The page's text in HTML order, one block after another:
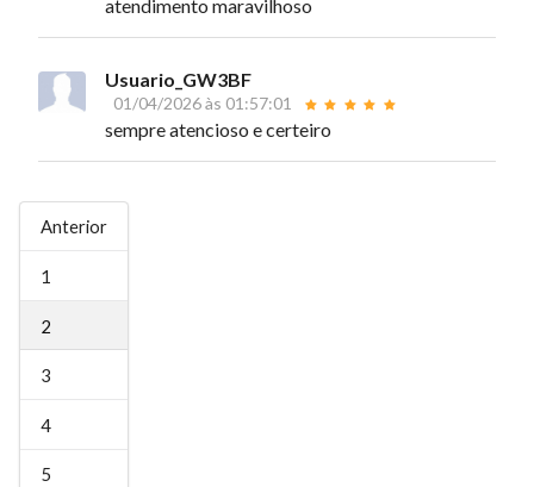
atendimento maravilhoso
Usuario_GW3BF
01/04/2026 às 01:57:01
sempre atencioso e certeiro
Anterior
1
2
3
4
5